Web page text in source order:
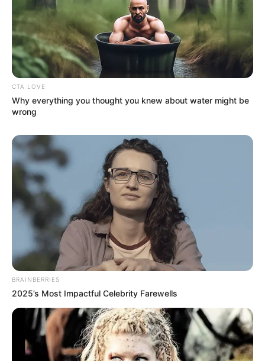
Pronostic PMU du Quinté en 6
chevaux
15 HARMONISTA
12 IBISCUS MAN
14 FIFTY BLACK
CTA LOVE
Why everything you thought you knew about water might be
wrong
BRAINBERRIES
2025’s Most Impactful Celebrity Farewells